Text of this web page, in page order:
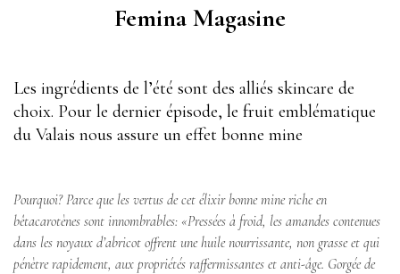
Femina Magasine
Les ingrédients de l’été sont des alliés skincare de
choix. Pour le dernier épisode, le fruit emblématique
du Valais nous assure un effet bonne mine
Pourquoi? Parce que les vertus de cet élixir bonne mine riche en
bêtacarotènes sont innombrables: «Pressées à froid, les amandes contenues
dans les noyaux d’abricot offrent une huile nourrissante, non grasse et qui
pénètre rapidement, aux propriétés raffermissantes et anti-âge. Gorgée de